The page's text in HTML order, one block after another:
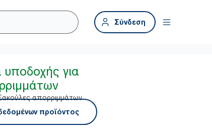
Σύνδεση
για
απορριμμάτων
προϊόντος